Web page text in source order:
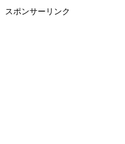
スポンサーリンク